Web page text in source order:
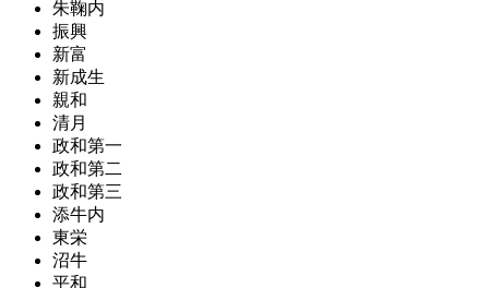
朱鞠内
振興
新富
新成生
親和
清月
政和第一
政和第二
政和第三
添牛内
東栄
沼牛
平和